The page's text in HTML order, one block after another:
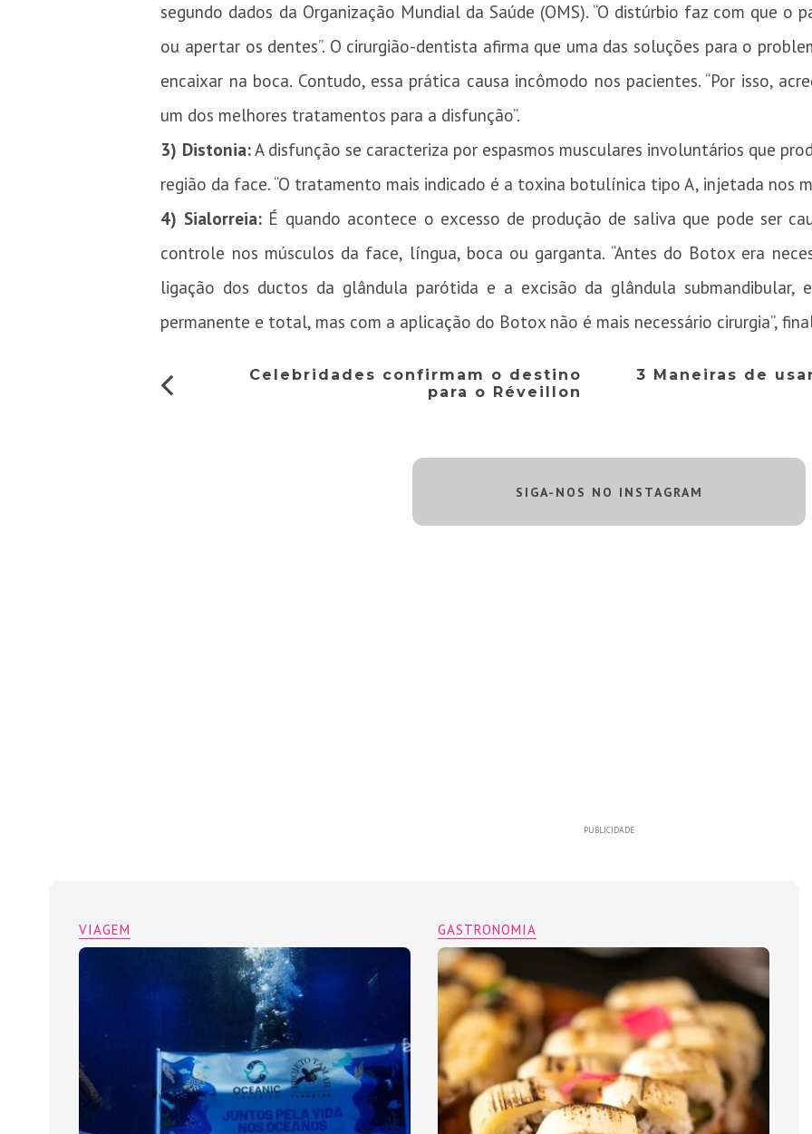
segundo dados da Organização Mundial da Saúde (OMS). “O distúrbio faz com que o
ou apertar os dentes”. O cirurgião-dentista afirma que uma das soluções para o
encaixar na boca. Contudo, essa prática causa incômodo nos pacientes. “Por isso,
um dos melhores tratamentos para a disfunção”.
3) Distonia:A disfunção se caracteriza por espasmos musculares involuntários que
região da face. “O tratamento mais indicado é a toxina botulínica tipo A, injetada nos
4) Sialorreia:É quando acontece o excesso de produção de saliva que pode ser
controle nos músculos da face, língua, boca ou garganta. “Antes do Botox era
ligação dos ductos da glândula parótida e a excisão da glândula submandibular,
permanente e total, mas com a aplicação do Botox não é mais necessário cirurgia”,
Celebridades confirmam o destino
para o Réveillon
3 Maneiras de
SIGA-NOS NO INSTAGRAM
PUBLICIDADE
GASTRONOMIA
VIAGEM